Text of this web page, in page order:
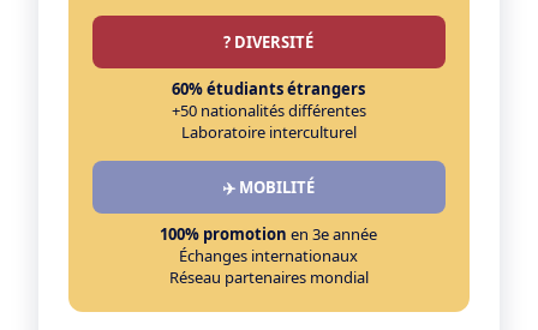
? DIVERSITÉ
60% étudiants étrangers
+50 nationalités différentes
Laboratoire interculturel
✈️ MOBILITÉ
100% promotion en 3e année
Échanges internationaux
Réseau partenaires mondial